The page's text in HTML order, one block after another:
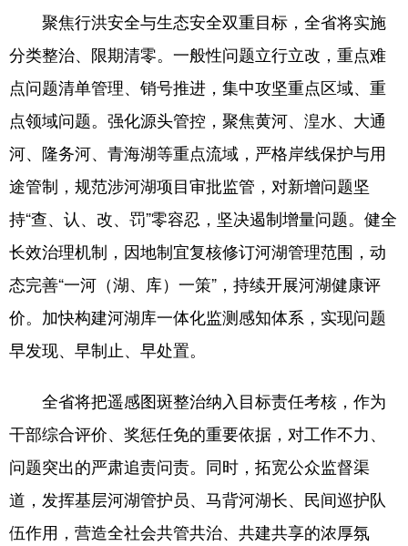
聚焦行洪安全与生态安全双重目标，全省将实施
分类整治、限期清零。一般性问题立行立改，重点难
点问题清单管理、销号推进，集中攻坚重点区域、重
点领域问题。强化源头管控，聚焦黄河、湟水、大通
河、隆务河、青海湖等重点流域，严格岸线保护与用
途管制，规范涉河湖项目审批监管，对新增问题坚
持“查、认、改、罚”零容忍，坚决遏制增量问题。健全
长效治理机制，因地制宜复核修订河湖管理范围，动
态完善“一河（湖、库）一策”，持续开展河湖健康评
价。加快构建河湖库一体化监测感知体系，实现问题
早发现、早制止、早处置。
全省将把遥感图斑整治纳入目标责任考核，作为
干部综合评价、奖惩任免的重要依据，对工作不力、
问题突出的严肃追责问责。同时，拓宽公众监督渠
道，发挥基层河湖管护员、马背河湖长、民间巡护队
伍作用，营造全社会共管共治、共建共享的浓厚氛